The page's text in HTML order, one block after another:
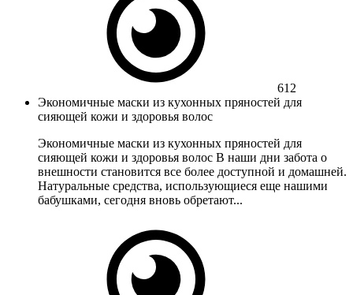
612
Экономичные маски из кухонных пряностей для
сияющей кожи и здоровья волос
Экономичные маски из кухонных пряностей для
сияющей кожи и здоровья волос В наши дни забота о
внешности становится все более доступной и домашней.
Натуральные средства, использующиеся еще нашими
бабушками, сегодня вновь обретают...